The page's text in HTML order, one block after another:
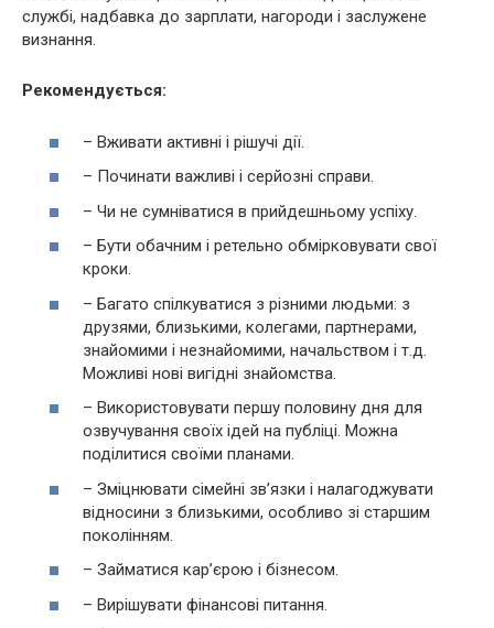
службі, надбавка до зарплати, нагороди і заслужене
визнання.
Рекомендується:
– Вживати активні і рішучі дії.
– Починати важливі і серйозні справи.
– Чи не сумніватися в прийдешньому успіху.
– Бути обачним і ретельно обмірковувати свої
кроки.
– Багато спілкуватися з різними людьми: з
друзями, близькими, колегами, партнерами,
знайомими і незнайомими, начальством і т.д.
Можливі нові вигідні знайомства.
– Використовувати першу половину дня для
озвучування своїх ідей на публіці. Можна
поділитися своїми планами.
– Зміцнювати сімейні зв’язки і налагоджувати
відносини з близькими, особливо зі старшим
поколінням.
– Займатися кар’єрою і бізнесом.
– Вирішувати фінансові питання.